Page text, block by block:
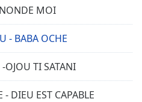
MOI
- BABA OCHE
TI SATANI
DIEU EST CAPABLE